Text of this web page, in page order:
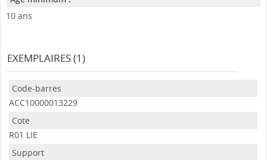
10 ans
EXEMPLAIRES (1)
ACC10000013229
R01 LIE